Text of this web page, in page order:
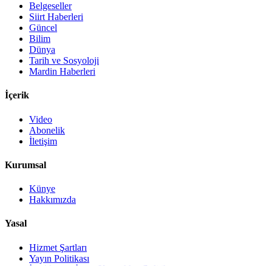
Belgeseller
Siirt Haberleri
Güncel
Bilim
Dünya
Tarih ve Sosyoloji
Mardin Haberleri
İçerik
Video
Abonelik
İletişim
Kurumsal
Künye
Hakkımızda
Yasal
Hizmet Şartları
Yayın Politikası